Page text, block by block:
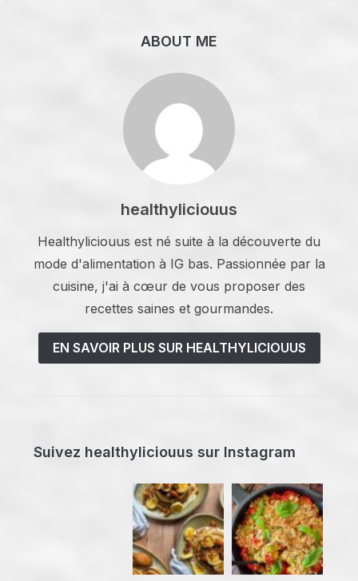
ABOUT ME
healthyliciouus
Healthyliciouus est né suite à la découverte du
mode d'alimentation à IG bas. Passionnée par la
cuisine, j'ai à cœur de vous proposer des
recettes saines et gourmandes.
EN SAVOIR PLUS SUR HEALTHYLICIOUUS
Suivez healthyliciouus sur Instagram